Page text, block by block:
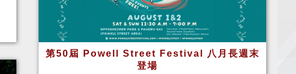
第50屆 Powell Street Festival 八月長週末
登場